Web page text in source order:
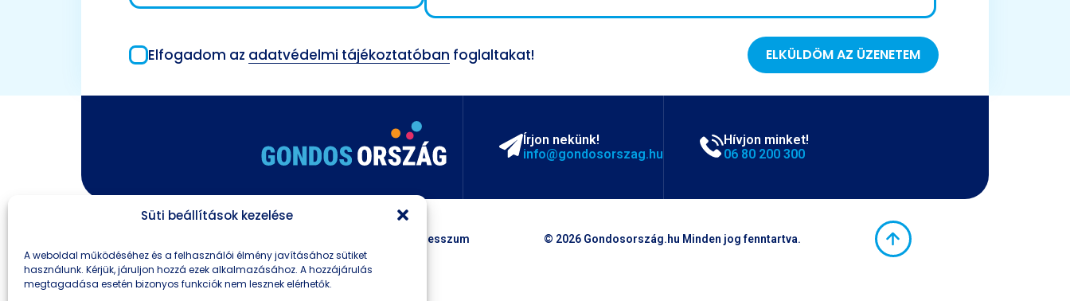
Süti beállítások kezelése
A weboldal működéséhez és a felhasználói élmény javításához sütiket
használunk. Kérjük, járuljon hozzá ezek alkalmazásához. A hozzájárulás
megtagadása esetén bizonyos funkciók nem lesznek elérhetők.
Elfogadom az adatvédelmi tájékoztatóban foglaltakat! ELKÜLDÖM AZ ÜZENETEM
Írjon nekünk!
info@gondosorszag.hu
Hívjon minket!
06 80 200 300
Impresszum © 2026 Gondosország.hu Minden jog fenntartva.